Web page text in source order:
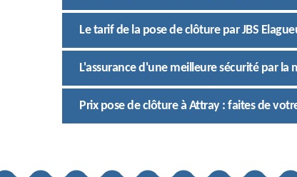
Le tarif de la pose de clôture par JBS
L'assurance d'une meilleure sécurité par la
Prix pose de clôture à Attray : faites de